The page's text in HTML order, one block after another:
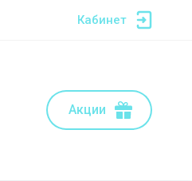
Кабинет
Акции